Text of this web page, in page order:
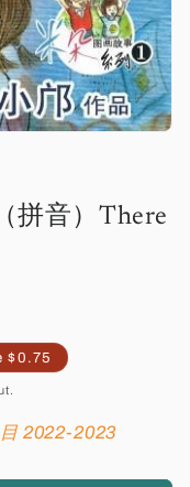
拼音）There
$0.75
2022-2023